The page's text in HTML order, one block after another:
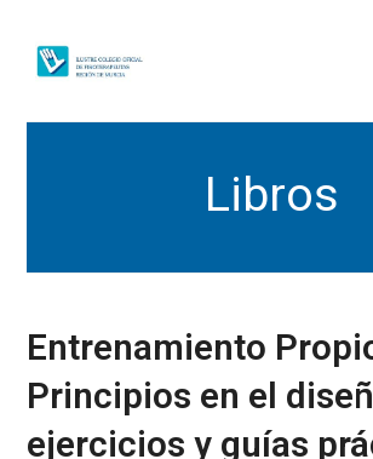
Libros
Entrenamiento
Principios en el
ejercicios y guías